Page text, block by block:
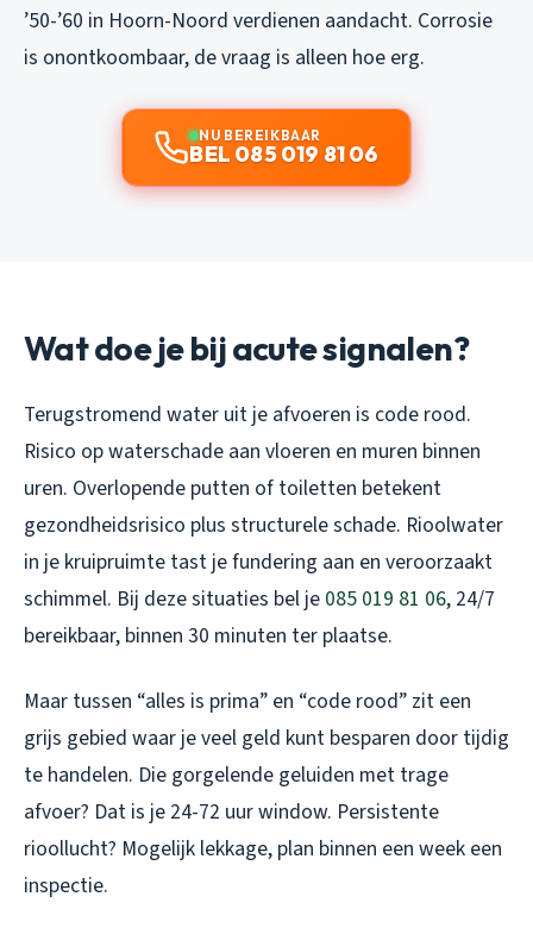
’50-’60 in Hoorn-Noord verdienen aandacht. Corrosie
is onontkoombaar, de vraag is alleen hoe erg.
NU BEREIKBAAR
BEL 085 019 81 06
Wat doe je bij acute signalen?
Terugstromend water uit je afvoeren is code rood.
Risico op waterschade aan vloeren en muren binnen
uren. Overlopende putten of toiletten betekent
gezondheidsrisico plus structurele schade. Rioolwater
in je kruipruimte tast je fundering aan en veroorzaakt
schimmel. Bij deze situaties bel je 085 019 81 06, 24/7
bereikbaar, binnen 30 minuten ter plaatse.
Maar tussen “alles is prima” en “code rood” zit een
grijs gebied waar je veel geld kunt besparen door tijdig
te handelen. Die gorgelende geluiden met trage
afvoer? Dat is je 24-72 uur window. Persistente
rioollucht? Mogelijk lekkage, plan binnen een week een
inspectie.